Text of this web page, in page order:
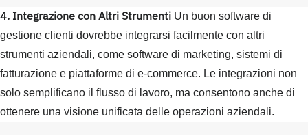
4. Integrazione con Altri Strumenti Un buon software di
gestione clienti dovrebbe integrarsi facilmente con altri
strumenti aziendali, come software di marketing, sistemi di
fatturazione e piattaforme di e-commerce. Le integrazioni non
solo semplificano il flusso di lavoro, ma consentono anche di
ottenere una visione unificata delle operazioni aziendali.